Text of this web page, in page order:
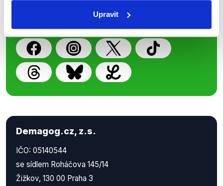
Upravit
Demagog.cz, z.s.
IČO: 05140544
se sídlem Roháčova 145/14
Žižkov, 130 00 Praha 3